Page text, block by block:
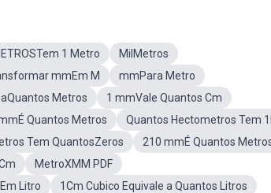
1 Metro
MilMetros
mmEm M
mmPara Metro
Metros
1 mmVale Quantos Cm
Quantos Metros
Quantos Hectometros Tem
Tem QuantosZeros
210 mmÉ Quantos
MetroXMM PDF
Litro
1Cm Cubico Equivale a Quantos Litros